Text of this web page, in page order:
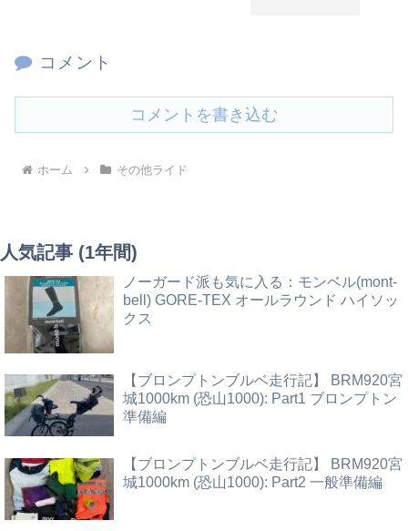
コメント
コメントを書き込む
ホーム その他ライド
人気記事 (1年間)
ノーガード派も気に入る：モンベル(mont-
bell) GORE-TEX オールラウンド ハイソッ
クス
【ブロンプトンブルベ走行記】 BRM920宮
城1000km (恐山1000): Part1 ブロンプトン
準備編
【ブロンプトンブルベ走行記】 BRM920宮
城1000km (恐山1000): Part2 一般準備編